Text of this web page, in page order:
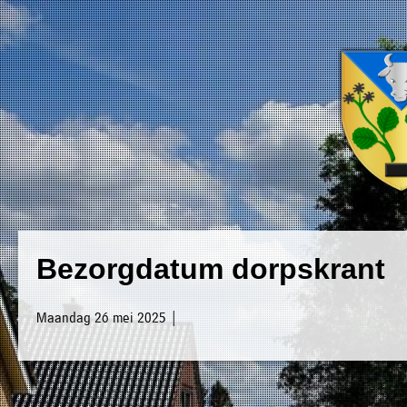
Bezorgdatum dorpskrant
Maandag 26 mei 2025 |
»
Home
»
Welkom
»
Nieuws
Luxwoude.net
website@luxwoude.net
Plaatselijk
belang
Op
dit
moment